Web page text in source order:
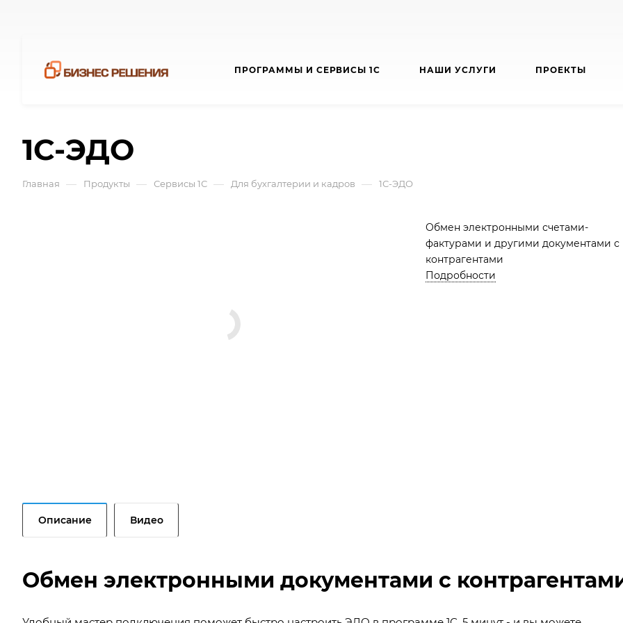
ПРОГРАММЫ И СЕРВИСЫ 1С НАШИ УСЛУГИ ПРОЕКТЫ
1С-ЭДО
Главная — Продукты — Сервисы 1С — Для бухгалтерии и кадров — 1С-ЭДО
Обмен электронными счетами-
фактурами и другими документами с
контрагентами
Подробности
Описание Видео
Обмен электронными документами с